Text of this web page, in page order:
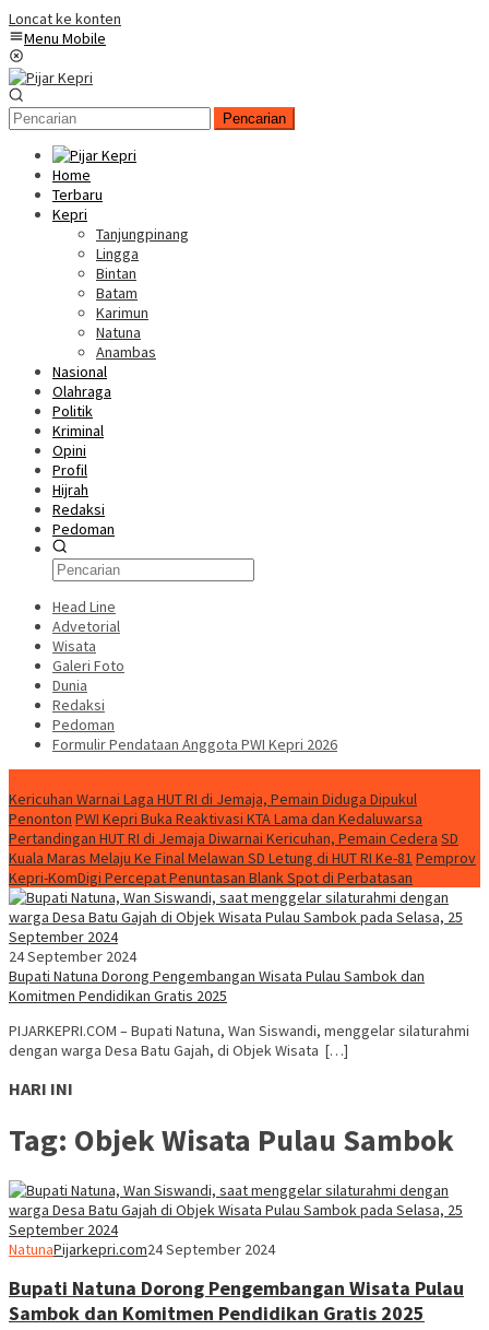
Loncat ke konten
Menu Mobile
Pencarian
Home
Terbaru
Kepri
Tanjungpinang
Lingga
Bintan
Batam
Karimun
Natuna
Anambas
Nasional
Olahraga
Politik
Kriminal
Opini
Profil
Hijrah
Redaksi
Pedoman
Head Line
Advetorial
Wisata
Galeri Foto
Dunia
Redaksi
Pedoman
Formulir Pendataan Anggota PWI Kepri 2026
Kericuhan Warnai Laga HUT RI di Jemaja, Pemain Diduga Dipukul
Penonton PWI Kepri Buka Reaktivasi KTA Lama dan Kedaluwarsa
Pertandingan HUT RI di Jemaja Diwarnai Kericuhan, Pemain Cedera SD
Kuala Maras Melaju Ke Final Melawan SD Letung di HUT RI Ke-81 Pemprov
Kepri-KomDigi Percepat Penuntasan Blank Spot di Perbatasan
24 September 2024
Bupati Natuna Dorong Pengembangan Wisata Pulau Sambok dan
Komitmen Pendidikan Gratis 2025
PIJARKEPRI.COM – Bupati Natuna, Wan Siswandi, menggelar silaturahmi
dengan warga Desa Batu Gajah, di Objek Wisata […]
HARI INI
Tag: Objek Wisata Pulau Sambok
NatunaPijarkepri.com24 September 2024
Bupati Natuna Dorong Pengembangan Wisata Pulau
Sambok dan Komitmen Pendidikan Gratis 2025